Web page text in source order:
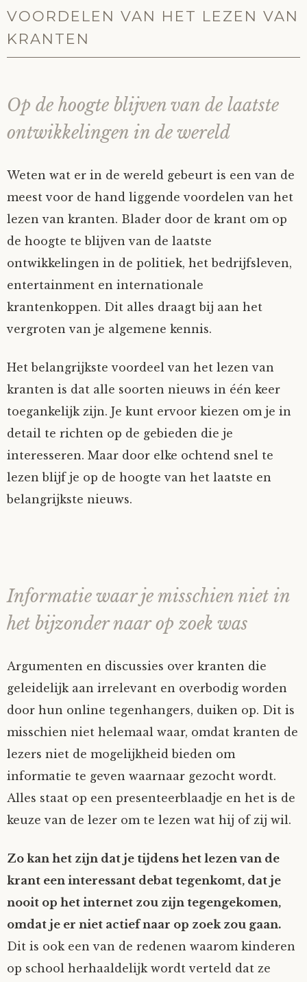
VOORDELEN VAN HET LEZEN VAN
KRANTEN
Op de hoogte blijven van de laatste
ontwikkelingen in de wereld
Weten wat er in de wereld gebeurt is een van de
meest voor de hand liggende voordelen van het
lezen van kranten. Blader door de krant om op
de hoogte te blijven van de laatste
ontwikkelingen in de politiek, het bedrijfsleven,
entertainment en internationale
krantenkoppen. Dit alles draagt bij aan het
vergroten van je algemene kennis.
Het belangrijkste voordeel van het lezen van
kranten is dat alle soorten nieuws in één keer
toegankelijk zijn. Je kunt ervoor kiezen om je in
detail te richten op de gebieden die je
interesseren. Maar door elke ochtend snel te
lezen blijf je op de hoogte van het laatste en
belangrijkste nieuws.
Informatie waar je misschien niet in
het bijzonder naar op zoek was
Argumenten en discussies over kranten die
geleidelijk aan irrelevant en overbodig worden
door hun online tegenhangers, duiken op. Dit is
misschien niet helemaal waar, omdat kranten de
lezers niet de mogelijkheid bieden om
informatie te geven waarnaar gezocht wordt.
Alles staat op een presenteerblaadje en het is de
keuze van de lezer om te lezen wat hij of zij wil.
Zo kan het zijn dat je tijdens het lezen van de
krant een interessant debat tegenkomt, dat je
nooit op het internet zou zijn tegengekomen,
omdat je er niet actief naar op zoek zou gaan.
Dit is ook een van de redenen waarom kinderen
op school herhaaldelijk wordt verteld dat ze